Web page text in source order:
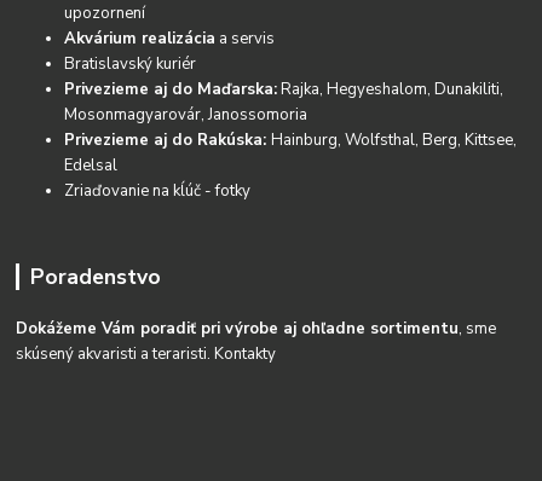
upozornení
Akvárium realizácia a servis
Bratislavský kuriér
Privezieme aj do Maďarska:Rajka, Hegyeshalom, Dunakiliti,
Mosonmagyarovár, Janossomoria
Privezieme aj do Rakúska:Hainburg, Wolfsthal, Berg, Kittsee,
Edelsal
Zriaďovanie na kĺúč - fotky
Poradenstvo
Dokážeme Vám poradiť pri výrobe aj ohľadne sortimentu, sme
skúsený akvaristi a teraristi.Kontakty